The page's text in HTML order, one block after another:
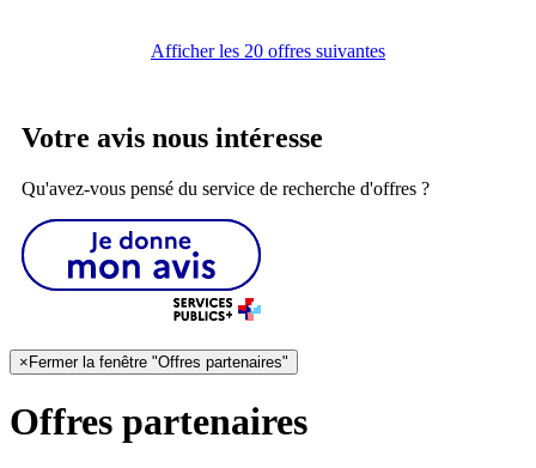
Afficher les 20 offres suivantes
Votre avis nous intéresse
Qu'avez-vous pensé du service de recherche d'offres ?
× Fermer la fenêtre "Offres partenaires"
Offres partenaires